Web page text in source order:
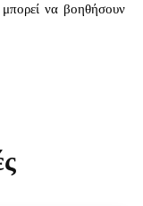
να βοηθήσουν